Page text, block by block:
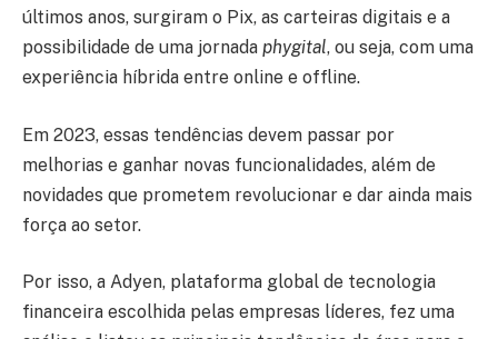
últimos anos, surgiram o Pix, as carteiras digitais e a
possibilidade de uma jornada phygital, ou seja, com uma
experiência híbrida entre online e offline.
Em 2023, essas tendências devem passar por
melhorias e ganhar novas funcionalidades, além de
novidades que prometem revolucionar e dar ainda mais
força ao setor.
Por isso, a Adyen, plataforma global de tecnologia
financeira escolhida pelas empresas líderes, fez uma